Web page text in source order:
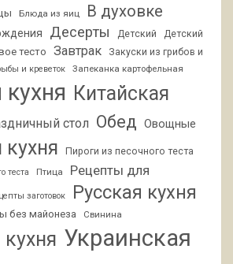
Блюда из яиц В духовке
Десерты Детский
Детский
тесто Завтрак
Закуски из грибов и
и креветок Запеканка картофельная
Китайская
стол Обед Овощные
кухня Пироги из песочного теста
теста Птица
Рецепты для
заготовок Русская кухня
без майонеза Свинина
Украинская